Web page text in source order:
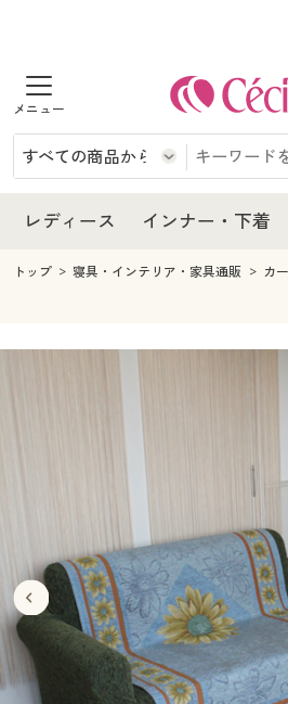
商品を探す
レディース
レディースファッション
インナー・下着
インナー・下着通販すべて
ジュニア・ティーンズ下着
メンズ
寝具・ベッド
カーテン・ラグ・ファブリック
美容・健康・サプリメント
制服・スクールすべて
制服・学生服
ジュニア・ティーンズ下着
大きいサイズ
大きいサイズ通販すべて
大きいサイズ レディース服
バーゲン
バーゲンセール
詳細検索
レディース インナー・下着
レディース
レディース通販すべて
レディースファッション
インナー・下着
インナー・下着通販すべて
ジュニア・ティーンズ下着
メンズ
キッチン・雑貨・日用品
カーテン・ラグ・ファブリック
美容・健康通販すべて
制服・スクール
制服・学生服
ジュニア・ティーンズ下着
大きいサイズ通販すべて
大きいサイズ レディース服
大きいサイズ レディース下着
バーゲン
バーゲンセール
シークレットセール
詳細検索
商品カテゴリ一覧
トップ 寝具・インテリア・家具通販 カ